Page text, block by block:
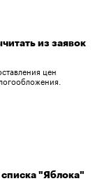
из заявок
цен
списка "Яблока"